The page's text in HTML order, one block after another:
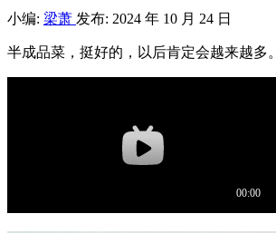
小编: 梁萧 发布: 2024 年 10 月 24 日
半成品菜，挺好的，以后肯定会越来越多。